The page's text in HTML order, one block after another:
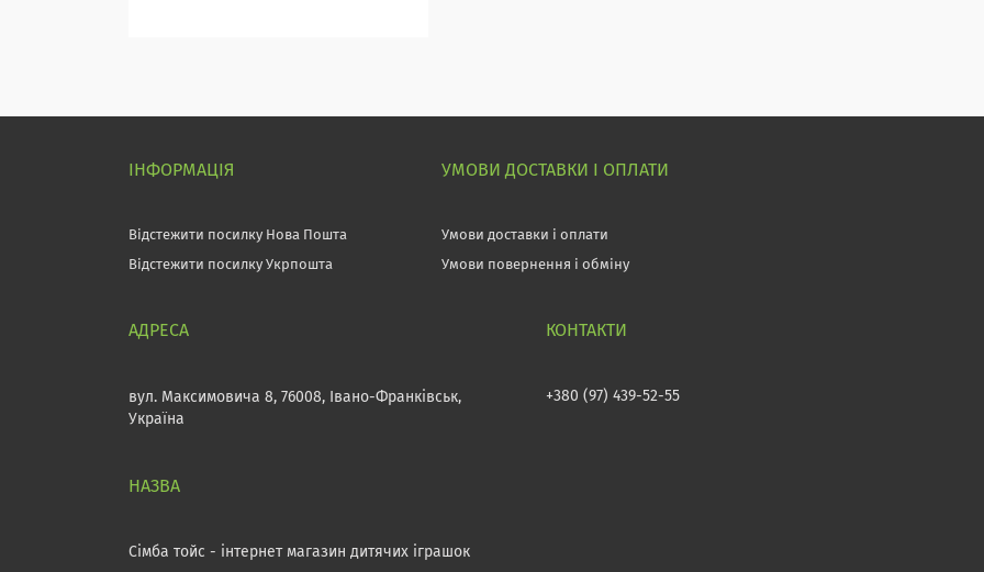
ІНФОРМАЦІЯ
Відстежити посилку Нова Пошта
Відстежити посилку Укрпошта
УМОВИ ДОСТАВКИ І ОПЛАТИ
Умови доставки і оплати
Умови повернення і обміну
вул. Максимовича 8, 76008, Івано-Франківськ,
Україна
Сімба тойс - інтернет магазин дитячих іграшок
+380 (97) 439-52-55